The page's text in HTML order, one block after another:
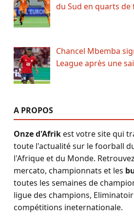
du Sud en quarts
Chancel Mbemba
League après une
A PROPOS
Onze d'Afrikest votre site qui
toute l'actualité sur le foorball
l'Afrique et du Monde.
mercato, championnats et les
toutes les semaines de
ligue des champions,
compétitions ineternationale.